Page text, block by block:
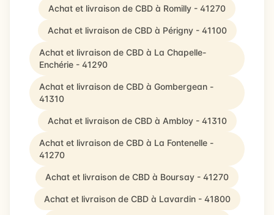
Achat et livraison de CBD à Romilly - 41270
Achat et livraison de CBD à Périgny - 41100
Achat et livraison de CBD à La Chapelle-
Enchérie - 41290
Achat et livraison de CBD à Gombergean -
41310
Achat et livraison de CBD à Ambloy - 41310
Achat et livraison de CBD à La Fontenelle -
41270
Achat et livraison de CBD à Boursay - 41270
Achat et livraison de CBD à Lavardin - 41800